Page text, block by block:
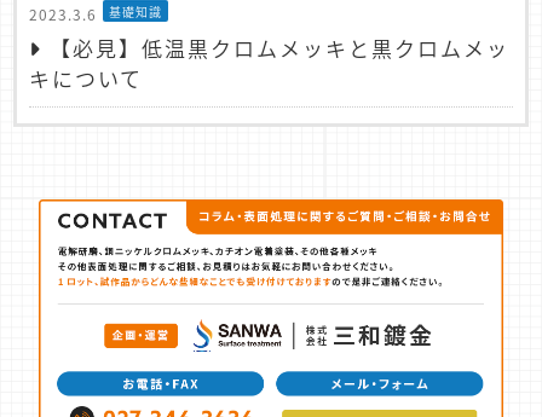
2023.3.6 基礎知識
【必見】低温黒クロムメッキと黒クロムメッ
キについて